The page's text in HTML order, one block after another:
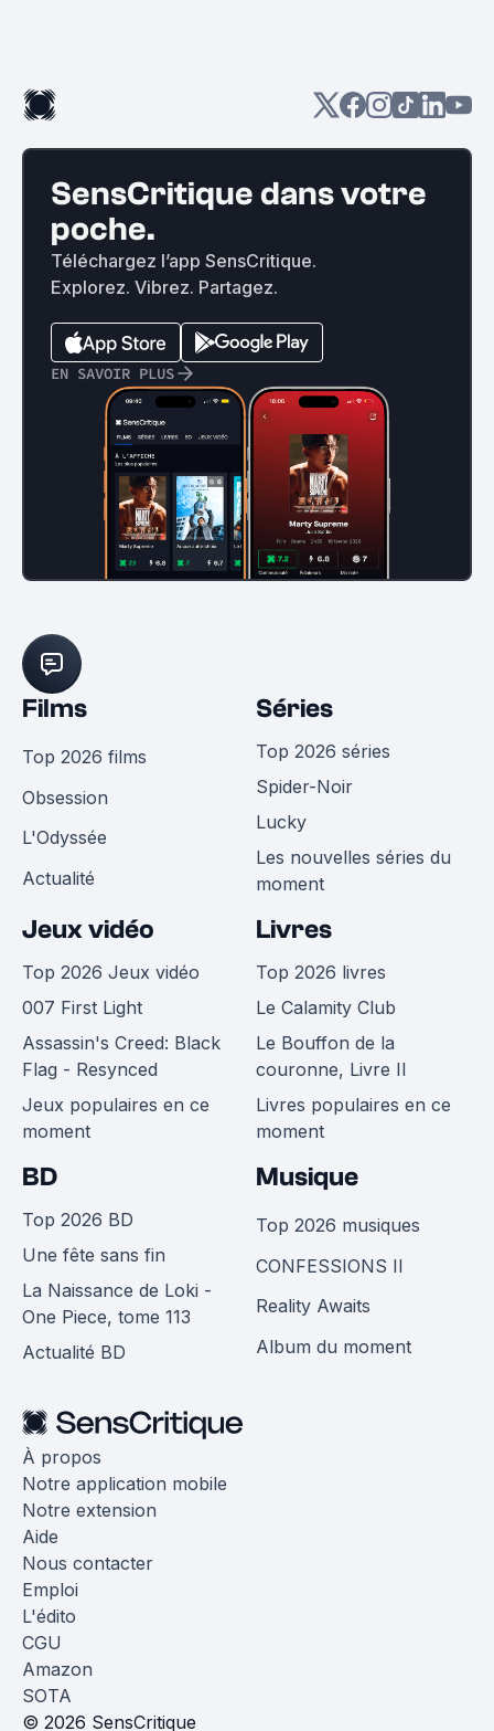
SensCritique dans votre
poche.
Téléchargez l’app SensCritique.
Explorez. Vibrez. Partagez.
EN SAVOIR PLUS
Films
Top 2026 films
Obsession
L'Odyssée
Actualité
Séries
Top 2026 séries
Spider-Noir
Lucky
Les nouvelles séries du
moment
Jeux vidéo
Top 2026 Jeux vidéo
007 First Light
Assassin's Creed: Black
Flag - Resynced
Jeux populaires en ce
moment
Livres
Top 2026 livres
Le Calamity Club
Le Bouffon de la
couronne, Livre II
Livres populaires en ce
moment
BD
Top 2026 BD
Une fête sans fin
La Naissance de Loki -
One Piece, tome 113
Actualité BD
Musique
Top 2026 musiques
CONFESSIONS II
Reality Awaits
Album du moment
À propos
Notre application mobile
Notre extension
Aide
Nous contacter
Emploi
L'édito
CGU
Amazon
SOTA
© 2026 SensCritique